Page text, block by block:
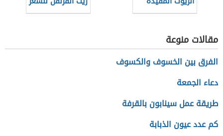
للشعر
مقالات منوعة
الفرق بين الخسوف والكسوف
دعاء الجمعة
طريقة عمل سينابون بالقرفة
كم عدد عيون الذبابة